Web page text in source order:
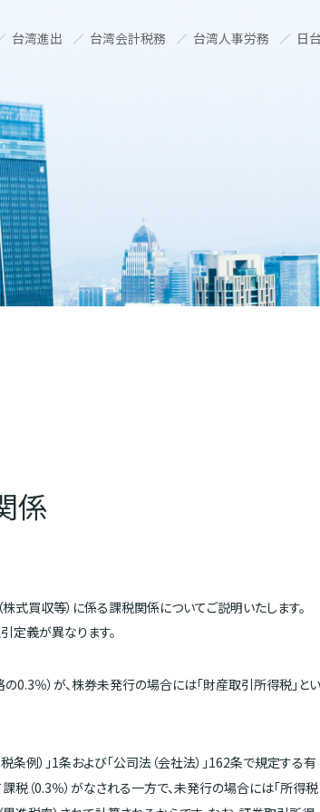
台湾進出 台湾会計税務 台湾人事労務 日
係
式買収等）に係る課税関係についてご説明いたします。
定義が異なります。
0.3％）が、株券未発行の場合には「財産取引所得税」とい
例）」1条および「公司法（会社法）」162条で規定する有
（0.3％）がなされる一方で、未発行の場合には「所得税